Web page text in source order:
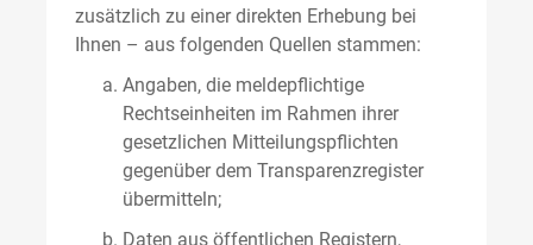
zusätzlich zu einer direkten Erhebung bei
Ihnen – aus folgenden Quellen stammen:
Angaben, die meldepflichtige
Rechtseinheiten im Rahmen ihrer
gesetzlichen Mitteilungspflichten
gegenüber dem Transparenzregister
übermitteln;
Daten aus öffentlichen Registern,